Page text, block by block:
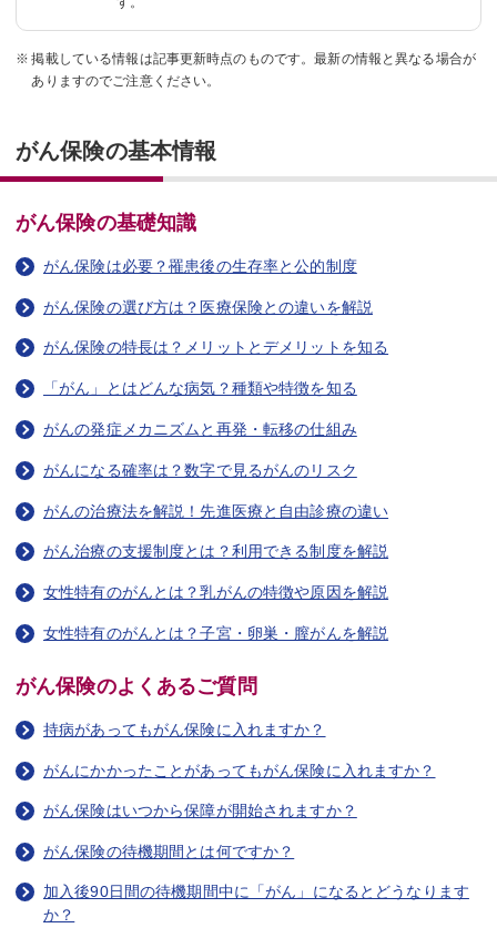
掲載している情報は記事更新時点のものです。最新の情報と異なる場合が
ありますのでご注意ください。
がん保険の基本情報
がん保険の基礎知識
がん保険は必要？罹患後の生存率と公的制度
がん保険の選び方は？医療保険との違いを解説
がん保険の特長は？メリットとデメリットを知る
「がん」とはどんな病気？種類や特徴を知る
がんの発症メカニズムと再発・転移の仕組み
がんになる確率は？数字で見るがんのリスク
がんの治療法を解説！先進医療と自由診療の違い
がん治療の支援制度とは？利用できる制度を解説
女性特有のがんとは？乳がんの特徴や原因を解説
女性特有のがんとは？子宮・卵巣・膣がんを解説
がん保険のよくあるご質問
持病があってもがん保険に入れますか？
がんにかかったことがあってもがん保険に入れますか？
がん保険はいつから保障が開始されますか？
がん保険の待機期間とは何ですか？
加入後90日間の待機期間中に「がん」になるとどうなります
か？